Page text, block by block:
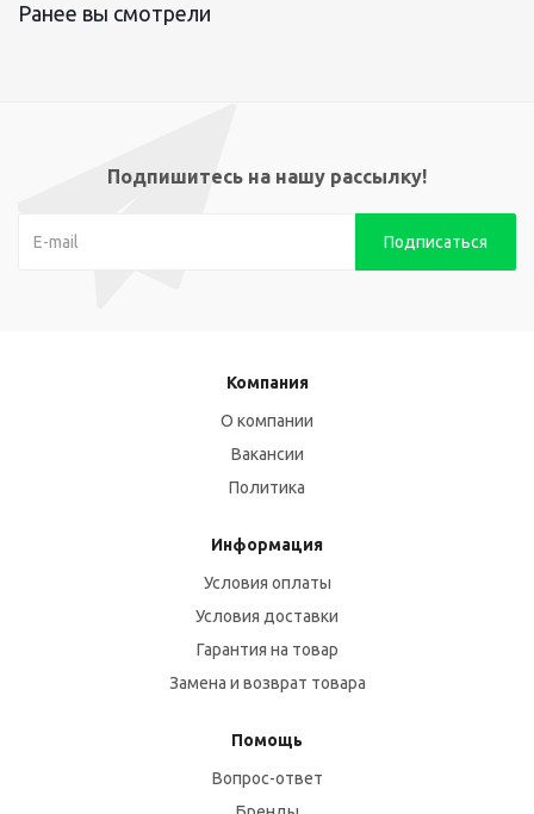
Ранее вы смотрели
Подпишитесь на нашу рассылку!
Компания
О компании
Вакансии
Политика
Информация
Условия оплаты
Условия доставки
Гарантия на товар
Замена и возврат товара
Помощь
Вопрос-ответ